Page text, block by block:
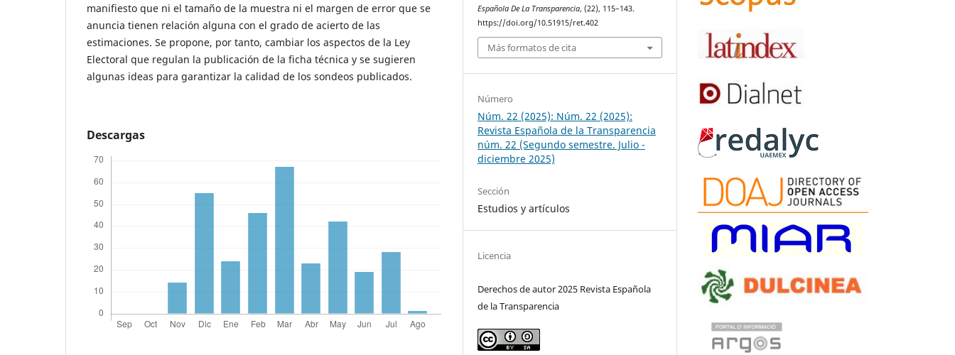
manifiesto que ni el tamaño de la muestra ni el margen de error que se
anuncia tienen relación alguna con el grado de acierto de las
estimaciones. Se propone, por tanto, cambiar los aspectos de la Ley
Electoral que regulan la publicación de la ficha técnica y se sugieren
algunas ideas para garantizar la calidad de los sondeos publicados.
Descargas
Española De La Transparencia, (22), 115–143.
https://doi.org/10.51915/ret.402
Más formatos de cita
Número
Núm. 22 (2025): Núm. 22 (2025):
Revista Española de la Transparencia
núm. 22 (Segundo semestre. Julio -
diciembre 2025)
Sección
Estudios y artículos
Licencia
Derechos de autor 2025 Revista Española
de la Transparencia